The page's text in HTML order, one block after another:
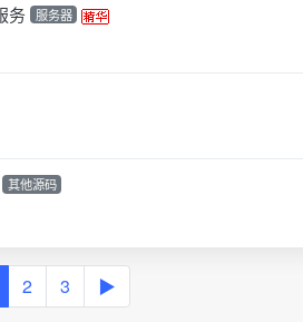
务 服务器
其他源码
2 3 ▶